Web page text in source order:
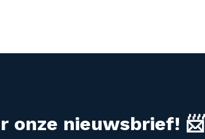
onze nieuwsbrief! 📨